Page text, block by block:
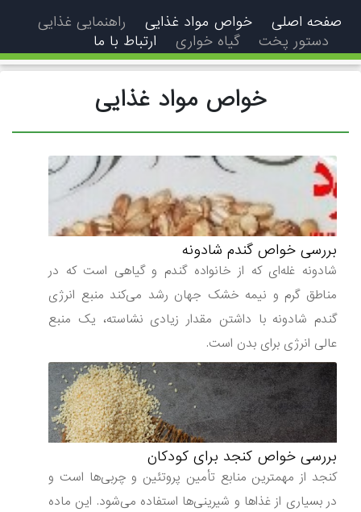
اصلی خواص مواد غذایی
راهنمایی غذایی
دستور پخت
گیاه خواری ارتباط با ما
خواص مواد غذایی
بررسی خواص گندم شادونه
شادونه غله‌ای که از خانواده گندم و گیاهی است که در
مناطق گرم و نیمه خشک جهان رشد می‌کند منبع انرژی
گندم شادونه با داشتن مقدار زیادی نشاسته، یک منبع
عالی انرژی برای بدن است.
بررسی خواص کنجد برای کودکان
کنجد از مهمترین منابع تأمین پروتئین و چربی‌ها است و
در بسیاری از غذاها و شیرینی‌ها استفاده می‌شود. این ماده